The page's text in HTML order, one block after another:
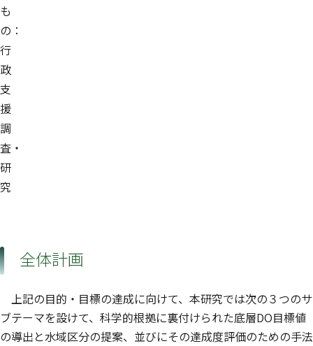
も
の：
行
政
支
援
調
査・
研
究
全体計画
上記の目的・目標の達成に向けて、本研究では次の３つのサ
ブテーマを設けて、科学的根拠に裏付けられた底層DO目標値
の導出と水域区分の提案、並びにその達成度評価のための手法